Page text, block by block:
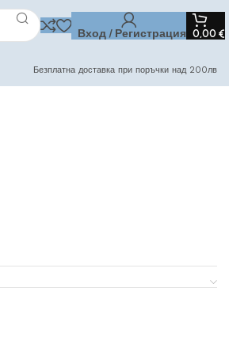
Вход / Регистрация 0,00 €
Безплатна доставка при поръчки над 200лв